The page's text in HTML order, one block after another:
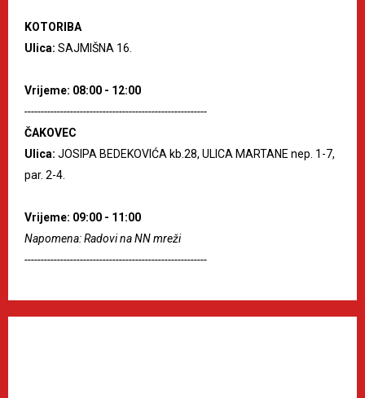
KOTORIBA
Ulica: SAJMIŠNA 16.
Vrijeme: 08:00 - 12:00
--------------------------------------------------------
ČAKOVEC
Ulica: JOSIPA BEDEKOVIĆA kb.28, ULICA MARTANE nep. 1-7,
par. 2-4.
Vrijeme: 09:00 - 11:00
Napomena: Radovi na NN mreži
--------------------------------------------------------